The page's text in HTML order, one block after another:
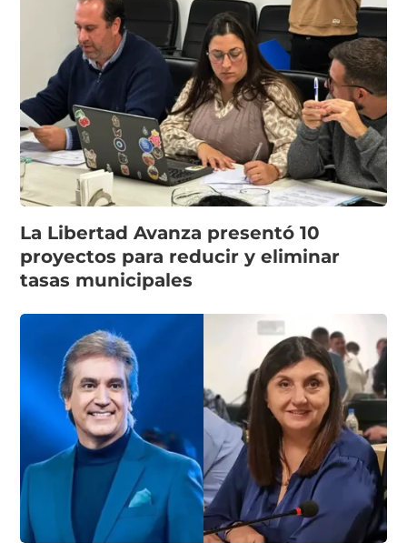
La Libertad Avanza presentó 10
proyectos para reducir y eliminar
tasas municipales